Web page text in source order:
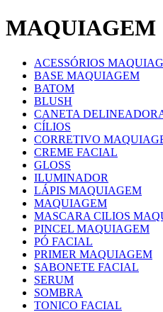
MAQUIAGEM
ACESSÓRIOS
BASE MAQUIAGEM
BATOM
BLUSH
CANETA
CÍLIOS
CORRETIVO
CREME FACIAL
GLOSS
ILUMINADOR
LÁPIS MAQUIAGEM
MAQUIAGEM
MASCARA CILIOS
PINCEL MAQUIAGEM
PÓ FACIAL
PRIMER MAQUIAGEM
SABONETE FACIAL
SERUM
SOMBRA
TONICO FACIAL